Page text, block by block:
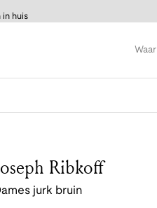
huis
Ribkoff
jurk bruin